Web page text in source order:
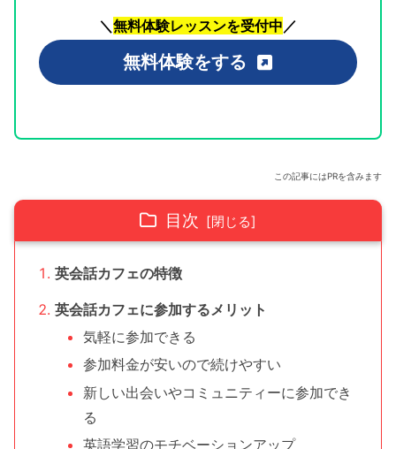
＼無料体験レッスンを受付中／
無料体験をする
この記事にはPRを含みます
目次
英会話カフェの特徴
英会話カフェに参加するメリット
気軽に参加できる
参加料金が安いので続けやすい
新しい出会いやコミュニティーに参加でき
る
英語学習のモチベーションアップ